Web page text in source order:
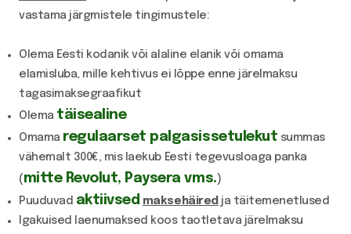
vastama järgmistele tingimustele:
Olema Eesti kodanik või alaline elanik või omama
elamisluba, mille kehtivus ei lõppe enne järelmaksu
tagasimaksegraafikut
Olema täisealine
Omama regulaarset palgasissetulekut summas
vähemalt 300€, mis laekub Eesti tegevusloaga panka
( mitte Revolut, Paysera vms. )
Puuduvad aktiivsed maksehäired ja täitemenetlused
Igakuised laenumaksed koos taotletava järelmaksu